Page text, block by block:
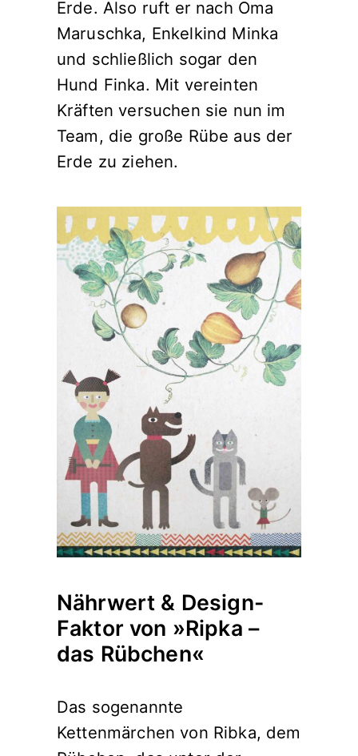
Erde. Also ruft er nach Oma
Maruschka, Enkelkind Minka
und schließlich sogar den
Hund Finka. Mit vereinten
Kräften versuchen sie nun im
Team, die große Rübe aus der
Erde zu ziehen.
Nährwert & Design-
Faktor von »Ripka –
das Rübchen«
Das sogenannte
Kettenmärchen von Ribka, dem